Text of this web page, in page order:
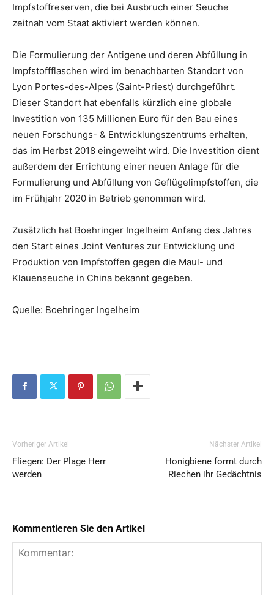
Impfstoffreserven, die bei Ausbruch einer Seuche
zeitnah vom Staat aktiviert werden können.
Die Formulierung der Antigene und deren Abfüllung in
Impfstoffflaschen wird im benachbarten Standort von
Lyon Portes-des-Alpes (Saint-Priest) durchgeführt.
Dieser Standort hat ebenfalls kürzlich eine globale
Investition von 135 Millionen Euro für den Bau eines
neuen Forschungs- & Entwicklungszentrums erhalten,
das im Herbst 2018 eingeweiht wird. Die Investition dient
außerdem der Errichtung einer neuen Anlage für die
Formulierung und Abfüllung von Geflügelimpfstoffen, die
im Frühjahr 2020 in Betrieb genommen wird.
Zusätzlich hat Boehringer Ingelheim Anfang des Jahres
den Start eines Joint Ventures zur Entwicklung und
Produktion von Impfstoffen gegen die Maul- und
Klauenseuche in China bekannt gegeben.
Quelle: Boehringer Ingelheim
Vorheriger Artikel
Fliegen: Der Plage Herr
werden
Nächster Artikel
Honigbiene formt durch
Riechen ihr Gedächtnis
Kommentieren Sie den Artikel